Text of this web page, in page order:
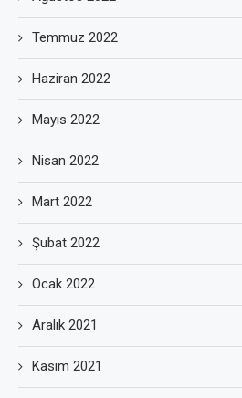
Temmuz 2022
Haziran 2022
Mayıs 2022
Nisan 2022
Mart 2022
Şubat 2022
Ocak 2022
Aralık 2021
Kasım 2021